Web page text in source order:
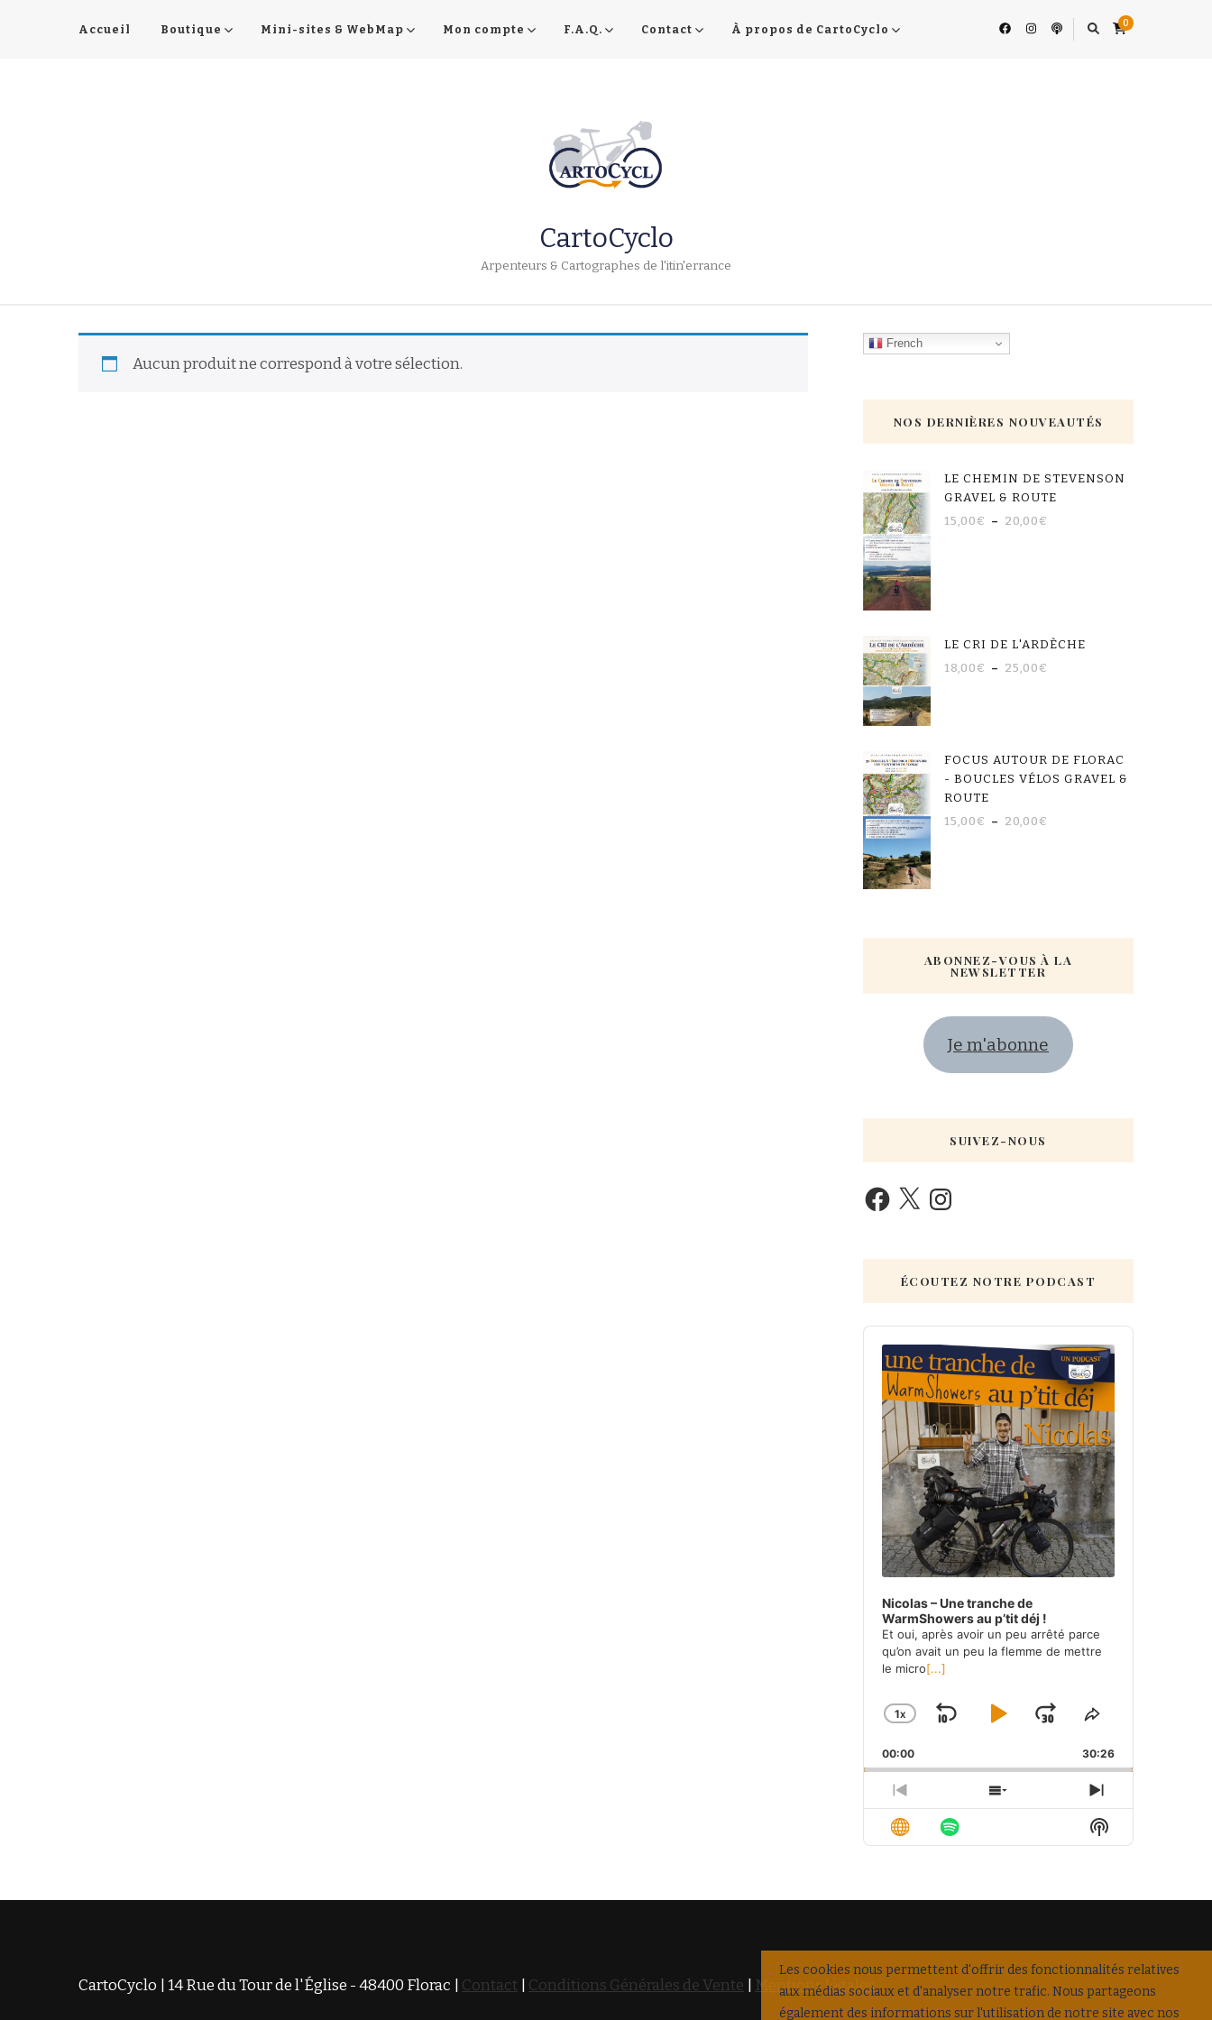
Accueil Boutique Mini-sites & WebMap Mon compte F.A.Q. Contact À propos de CartoCyclo
0
CartoCyclo
Arpenteurs & Cartographes de l'itin'errance
Aucun produit ne correspond à votre sélection.
French
NOS DERNIÈRES NOUVEAUTÉS
LE CHEMIN DE STEVENSON
GRAVEL & ROUTE
15,00€ – 20,00€
LE CRI DE L'ARDÈCHE
18,00€ – 25,00€
FOCUS AUTOUR DE FLORAC
- BOUCLES VÉLOS GRAVEL &
ROUTE
15,00€ – 20,00€
ABONNEZ-VOUS À LA
NEWSLETTER
Je m'abonne
SUIVEZ-NOUS
ÉCOUTEZ NOTRE PODCAST
Audio
Player
Nicolas – Une tranche de
WarmShowers au p’tit déj !
Et oui, après avoir un peu arrêté parce
qu’on avait un peu la flemme de mettre
le micro[...]
CHANGE
RATE
1X
SKIP
BACKWARD
PLAY
PAUSE
JUMP
FORWARD
SHARE
EPISODE
00:00 30:26
PREVIOUS
EPISODE
SHOW
EPISODES
NEXT
EPISODE
Show
Podcast
CartoCyclo | 14 Rue du Tour de l'Église - 48400 Florac | Contact Conditions Générales de Vente Mentions légales
Les cookies nous permettent d'offrir des fonctionnalités relatives
aux médias sociaux et d'analyser notre trafic. Nous partageons
également des informations sur l'utilisation de notre site avec nos